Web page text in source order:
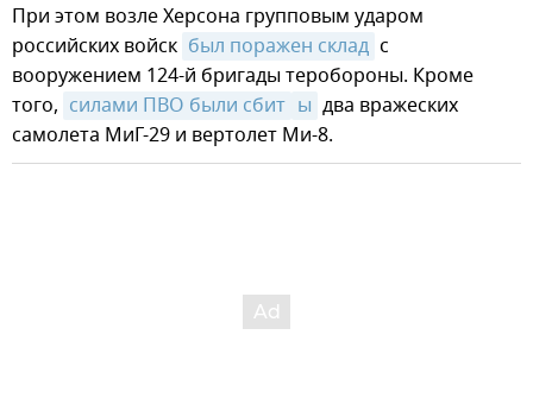
При этом возле Херсона групповым ударом
российских войск был поражен склад с
вооружением 124-й бригады теробороны. Кроме
того, силами ПВО были сбит ы два вражеских
самолета МиГ-29 и вертолет Ми-8.